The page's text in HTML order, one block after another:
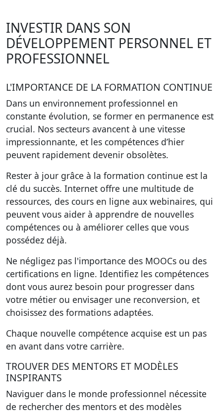
INVESTIR DANS SON
DÉVELOPPEMENT PERSONNEL ET
PROFESSIONNEL
L'IMPORTANCE DE LA FORMATION CONTINUE
Dans un environnement professionnel en
constante évolution, se former en permanence est
crucial. Nos secteurs avancent à une vitesse
impressionnante, et les compétences d’hier
peuvent rapidement devenir obsolètes.
Rester à jour grâce à la formation continue est la
clé du succès. Internet offre une multitude de
ressources, des cours en ligne aux webinaires, qui
peuvent vous aider à apprendre de nouvelles
compétences ou à améliorer celles que vous
possédez déjà.
Ne négligez pas l'importance des MOOCs ou des
certifications en ligne. Identifiez les compétences
dont vous aurez besoin pour progresser dans
votre métier ou envisager une reconversion, et
choisissez des formations adaptées.
Chaque nouvelle compétence acquise est un pas
en avant dans votre carrière.
TROUVER DES MENTORS ET MODÈLES
INSPIRANTS
Naviguer dans le monde professionnel nécessite
de rechercher des mentors et des modèles